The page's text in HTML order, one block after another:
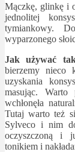
Mączkę, glinkę i
jednolitej
tymiankowy.
wyparzonego
Jak używać
bierzemy nieco
uzyskania
masując.
wchłonęła
Tutaj warto też
Sylveco i nim
oczyszczoną i
tonikiem i